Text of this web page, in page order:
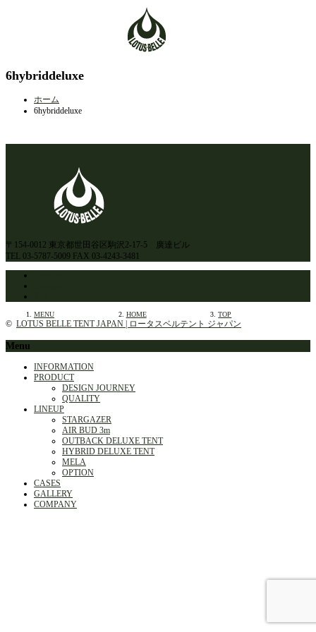
6hybriddeluxe
ホーム
6hybriddeluxe
〒154-0012 東京都世田谷区駒沢2-17-5 廣達ビル
TEL 03-5787-5009 FAX 03-4243-3481
MENU HOME TOP
© LOTUS BELLE TENT JAPAN | ロータスベルテント ジャパン
Menu
INFORMATION
PRODUCT
DESIGN JOURNEY
QUALITY
LINEUP
STARGAZER
AIR BUD 3m
OUTBACK DELUXE TENT
HYBRID DELUXE TENT
MELA
OPTION
CASES
GALLERY
COMPANY